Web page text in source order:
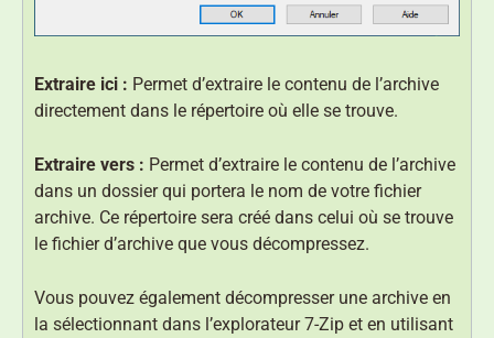
Extraire ici : Permet d’extraire le contenu de l’archive
directement dans le répertoire où elle se trouve.
Extraire vers : Permet d’extraire le contenu de l’archive
dans un dossier qui portera le nom de votre fichier
archive. Ce répertoire sera créé dans celui où se trouve
le fichier d’archive que vous décompressez.
Vous pouvez également décompresser une archive en
la sélectionnant dans l’explorateur 7-Zip et en utilisant